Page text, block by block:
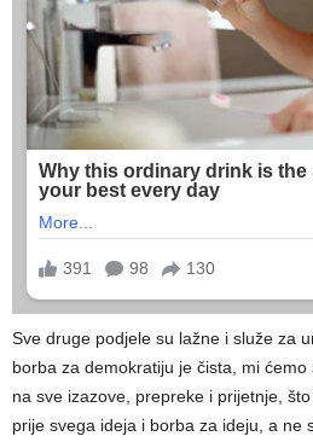
Sve druge podjele su lažne i služe za
borba za demokratiju je čista, mi
na sve izazove, prepreke i prijetnje,
prije svega ideja i borba za ideju, a ne